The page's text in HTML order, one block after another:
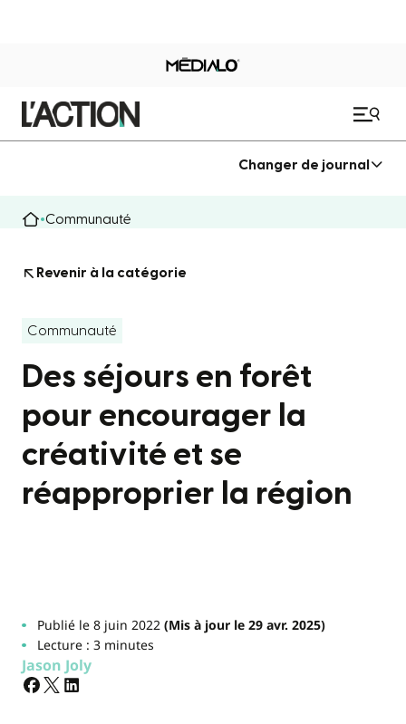
Changer de journal
Communauté
Revenir à la catégorie
Communauté
Des séjours en forêt
pour encourager la
créativité et se
réapproprier la région
Publié le 8 juin 2022(Mis à jour le 29 avr. 2025)
Lecture : 3 minutes
Jason Joly